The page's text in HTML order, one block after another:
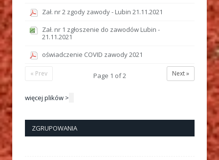
Zał. nr 2 zgody zawody - Lubin 21.11.2021
Zał. nr 1 zgłoszenie do zawodów Lubin -
21.11.2021
oświadczenie COVID zawody 2021
Next »
Page 1 of2
« Prev
więcej plików >
ZGRUPOWANIA